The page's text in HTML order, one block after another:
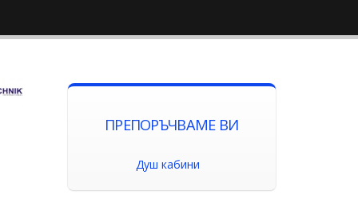
ПРЕПОРЪЧВАМЕ ВИ
Душ кабини